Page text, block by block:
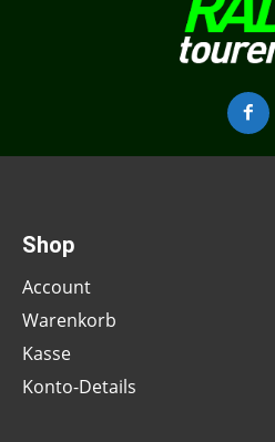
Shop
Account
Warenkorb
Kasse
Konto-Details